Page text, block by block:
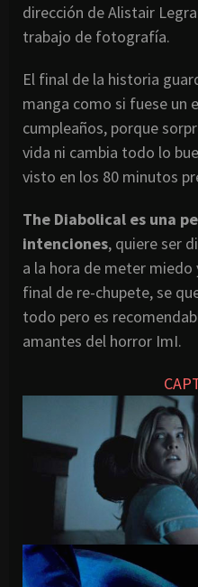
dirección de Alistair
trabajo de fotografía.
El final de la historia
manga como si fuese
cumpleaños, porque
vida ni cambia todo lo
visto en los 80 minutos
The Diabolical es una
intenciones, quiere ser
a la hora de meter
final de re-chupete, se
todo pero es
amantes del horror ImI.